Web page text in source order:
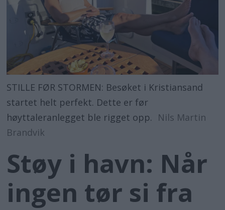
STILLE FØR STORMEN: Besøket i Kristiansand
startet helt perfekt. Dette er før
høyttaleranlegget ble rigget opp.
Nils Martin
Brandvik
Støy i havn: Når
ingen tør si fra